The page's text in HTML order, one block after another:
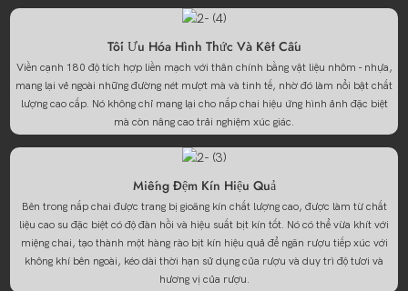
Tối Ưu Hóa Hình Thức Và Kết Cấu
Viền cạnh 180 độ tích hợp liền mạch với thân chính bằng vật liệu nhôm - nhựa,
mang lại vẻ ngoài những đường nét mượt mà và tinh tế, nhờ đó làm nổi bật chất
lượng cao cấp. Nó không chỉ mang lại cho nắp chai hiệu ứng hình ảnh đặc biệt
mà còn nâng cao trải nghiệm xúc giác.
Miếng Đệm Kín Hiệu Quả
Bên trong nắp chai được trang bị gioăng kín chất lượng cao, được làm từ chất
liệu cao su đặc biệt có độ đàn hồi và hiệu suất bịt kín tốt. Nó có thể vừa khít với
miệng chai, tạo thành một hàng rào bịt kín hiệu quả để ngăn rượu tiếp xúc với
không khí bên ngoài, kéo dài thời hạn sử dụng của rượu và duy trì độ tươi và
hương vị của rượu.